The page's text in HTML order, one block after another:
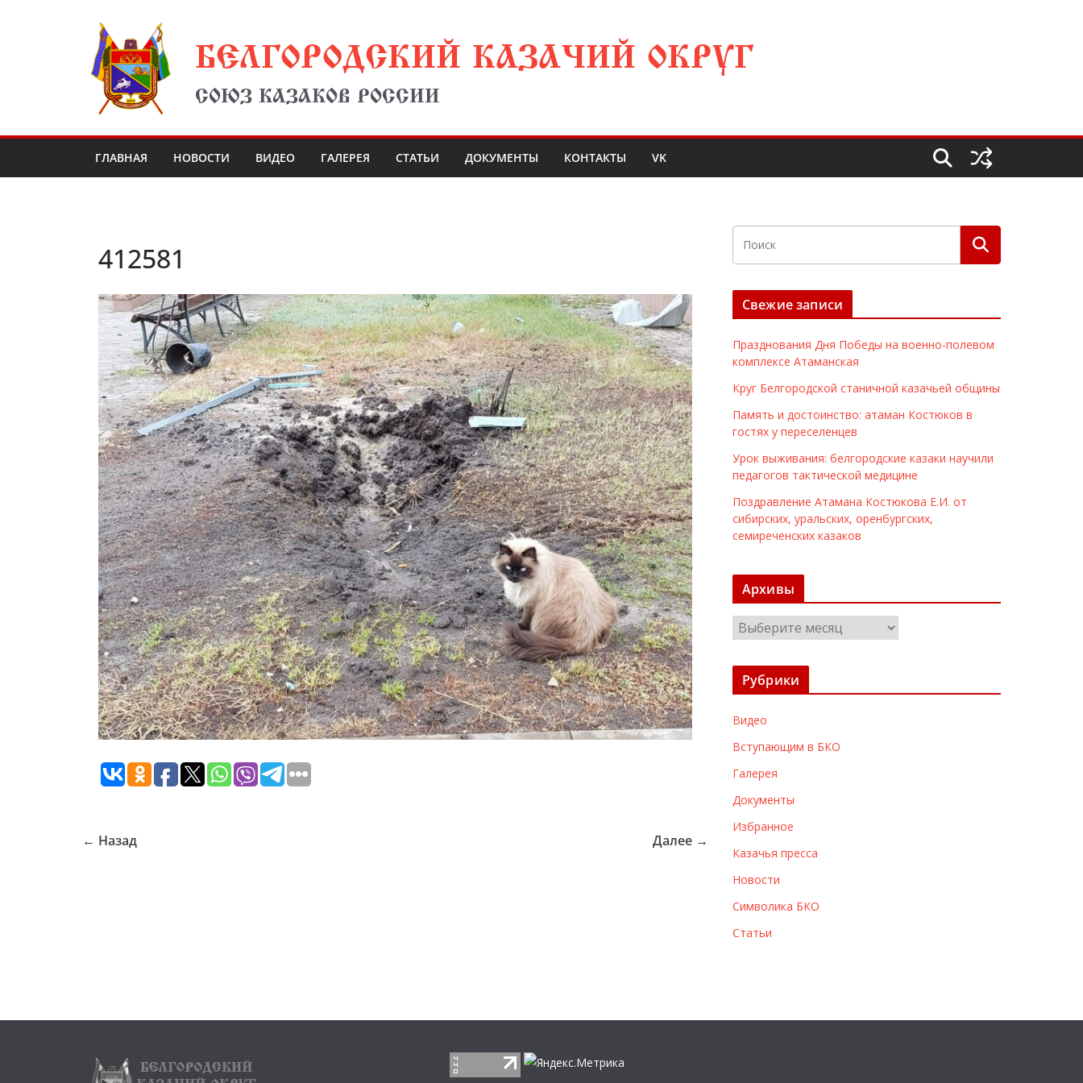
БЕЛГОРОДСКИЙ КАЗАЧИЙ ОКРУГ
СОЮЗ КАЗАКОВ РОССИИ
ГЛАВНАЯ НОВОСТИ ВИДЕО ГАЛЕРЕЯ СТАТЬИ ДОКУМЕНТЫ КОНТАКТЫ VK
412581
← Назад Далее →
Свежие записи
Празднования Дня Победы на военно-полевом
комплексе Атаманская
Круг Белгородской станичной казачьей общины
Память и достоинство: атаман Костюков в
гостях у переселенцев
Урок выживания: белгородские казаки научили
педагогов тактической медицине
Поздравление Атамана Костюкова Е.И. от
сибирских, уральских, оренбургских,
семиреченских казаков
Архивы
р
х
ы
Рубрики
Видео
Вступающим в БКО
Галерея
Документы
Избранное
Казачья пресса
Новости
Символика БКО
Статьи